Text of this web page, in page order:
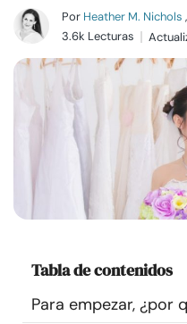
Relaciones
Familia
Por Heather M. Nichols
3.6k Lecturas
Tabla de contenidos
Para empezar, ¿por